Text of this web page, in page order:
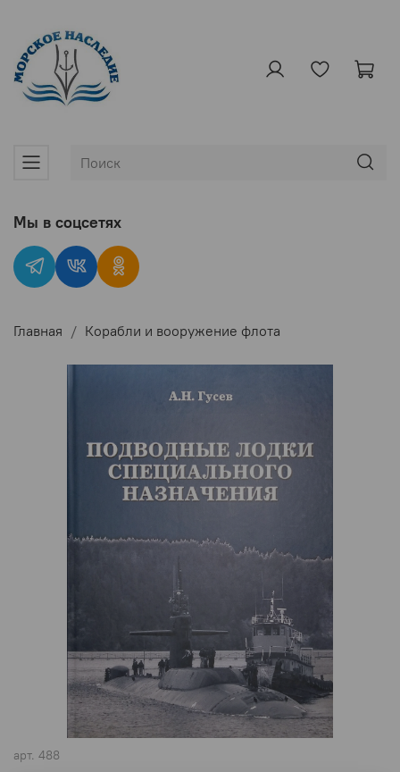
Главная Корабли и вооружение флота
арт. 488
Мы в соцсетях